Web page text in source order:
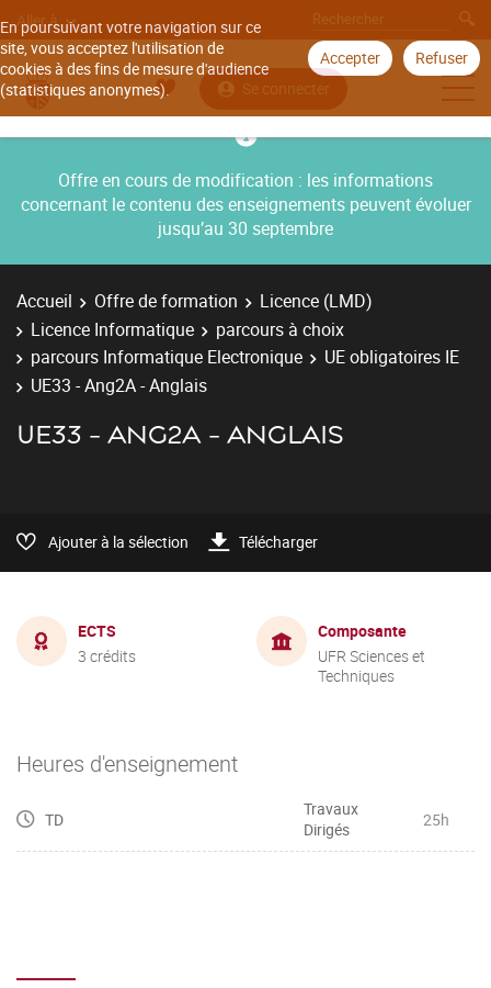
En poursuivant votre navigation sur ce
site, vous acceptez l'utilisation de
cookies à des fins de mesure d'audience
(statistiques anonymes).
Accepter Refuser
Aller à
Se connecter
Offre en cours de modification : les informations
concernant le contenu des enseignements peuvent évoluer
jusqu’au 30 septembre
Accueil Offre de formation
Licence (LMD)
Licence Informatique
parcours à choix
parcours Informatique Electronique
UE obligatoires IE
UE33 - Ang2A - Anglais
UE33 - ANG2A - ANGLAIS
Ajouter à la sélection Télécharger
ECTS
3 crédits
Composante
UFR Sciences et
Techniques
Heures d'enseignement
TD
Travaux
Dirigés
25h